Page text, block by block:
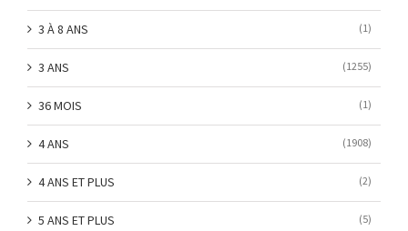
3 À 8 ANS (1)
3 ANS (1255)
36 MOIS (1)
4 ANS (1908)
4 ANS ET PLUS (2)
5 ANS ET PLUS (5)